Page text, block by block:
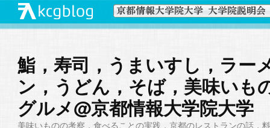
鮨，寿司，うまいすし，ラー
ン，うどん，そば，美味いも
グルメ@京都情報大学院大学
美味いものの考察，食べることの実践，京都のレストランの話，